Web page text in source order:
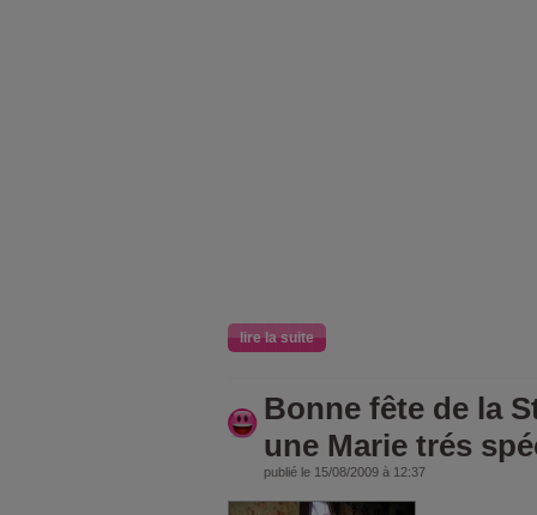
lire la suite
Bonne fête de la
une Marie trés
publié le 15/08/2009 à 12:37